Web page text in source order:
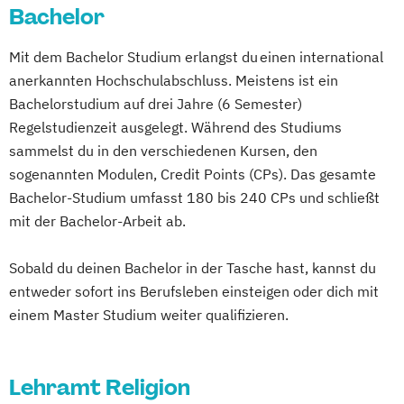
Italienisch (Lehramt)
Latein (Lehramt)
Lehramt Primarstufe
Lehramt Primarstufe - Schwerpunkt
Inklusive Pädagogik
Lehramt Primarstufe - Schwerpunkt
LebensArtPädaoggik
Lehramt Primarstufe - Schwerpunkt
Religionspädagogik
Musikerziehung (Lehramt)
Physik (Lehramt) Russisch (Lehramt)
Spanisch (Lehramt)
(Lehramt)
Italienisch (Lehramt)
Latein (Lehramt)
Lehramt Primarstufe
Lehramt Primarstufe
Lehramt Sekundarstufe Berufsbildung
(Ernährung)
Lehramt Sekundarstufe Berufsbildung
(Information und Kommunikation)
Lehramt Sekundarstufe Berufsbildung
Mathematik (Lehramt)
Mediengestaltung (Lehramt)
Musikerziehung (Lehramt)
Russisch (Lehramt)
Bau- und Umweltingenieurwissenschaften
Berufsorientierung/Lebenskunde (Lehramt)
Bewegung und Sport (Lehramt)
Bildnerische Erziehung (Lehramt)
Biologie
Biologie und Umweltkunde (Lehramt)
Botanik Chemie
Education Englisch (Lehramt)
Environmental Management of Mountain
Areas (EMMA)
Erziehungs- und Bildungswissenschaft
Bachelor
Mit dem Bachelor Studium erlangst du einen international
anerkannten Hochschulabschluss. Meistens ist ein
Bachelorstudium auf drei Jahre (6 Semester)
Regelstudienzeit ausgelegt. Während des Studiums
sammelst du in den verschiedenen Kursen, den
sogenannten Modulen, Credit Points (CPs). Das gesamte
Bachelor-Studium umfasst 180 bis 240 CPs und schließt
mit der Bachelor-Arbeit ab.
Sobald du deinen Bachelor in der Tasche hast, kannst du
entweder sofort ins Berufsleben einsteigen oder dich mit
einem Master Studium weiter qualifizieren.
Lehramt Religion